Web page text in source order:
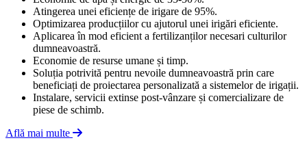
Atingerea unei eficiențe de irigare de 95%.
Optimizarea producțiilor cu ajutorul unei irigări eficiente.
Aplicarea în mod eficient a fertilizanților necesari culturilor
dumneavoastră.
Economie de resurse umane și timp.
Soluția potrivită pentru nevoile dumneavoastră prin care
beneficiați de proiectarea personalizată a sistemelor de irigații.
Instalare, servicii extinse post-vânzare și comercializare de
piese de schimb.
Află mai multe